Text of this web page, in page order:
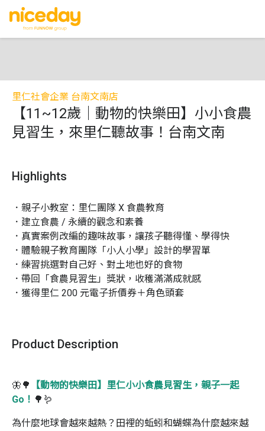
里仁社會企業 台南文南店
【11~12歲｜動物的快樂田】小小食農
見習生，來里仁聽故事！台南文南
Highlights
．親子小教室：里仁團隊 X 食農教育
．建立食農 / 永續的觀念和素養
．真實案例改編的趣味故事，讓孩子聽得懂、學得快
．體驗親子教育團隊「小人小學」設計的學習單
．練習挑選對自己好、對土地也好的食物
．帶回「食農見習生」獎狀，收穫滿滿成就感
．獲得里仁 200 元電子折價券＋角色頭套
Product Description
🦋🌳
【動物的快樂田】里仁小小食農見習生，親子一起
Go！ 🌳🪱
為什麼地球會越來越熱？ 田裡的蚯蚓和蝴蝶為什麼越來越